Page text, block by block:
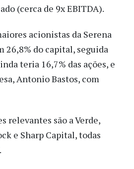
(cerca de 9x EBITDA).
acionistas da Serena
26,8% do capital, seguida
teria 16,7% das ações, e
Antonio Bastos, com
relevantes são a Verde,
e Sharp Capital, todas